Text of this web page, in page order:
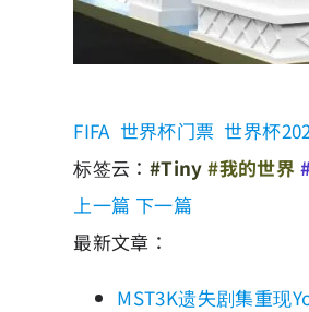
FIFA 世界杯门票 世界杯
标签云： #Tiny #我的世界
上一篇 下一篇
最新文章：
MST3K遗失剧集重现